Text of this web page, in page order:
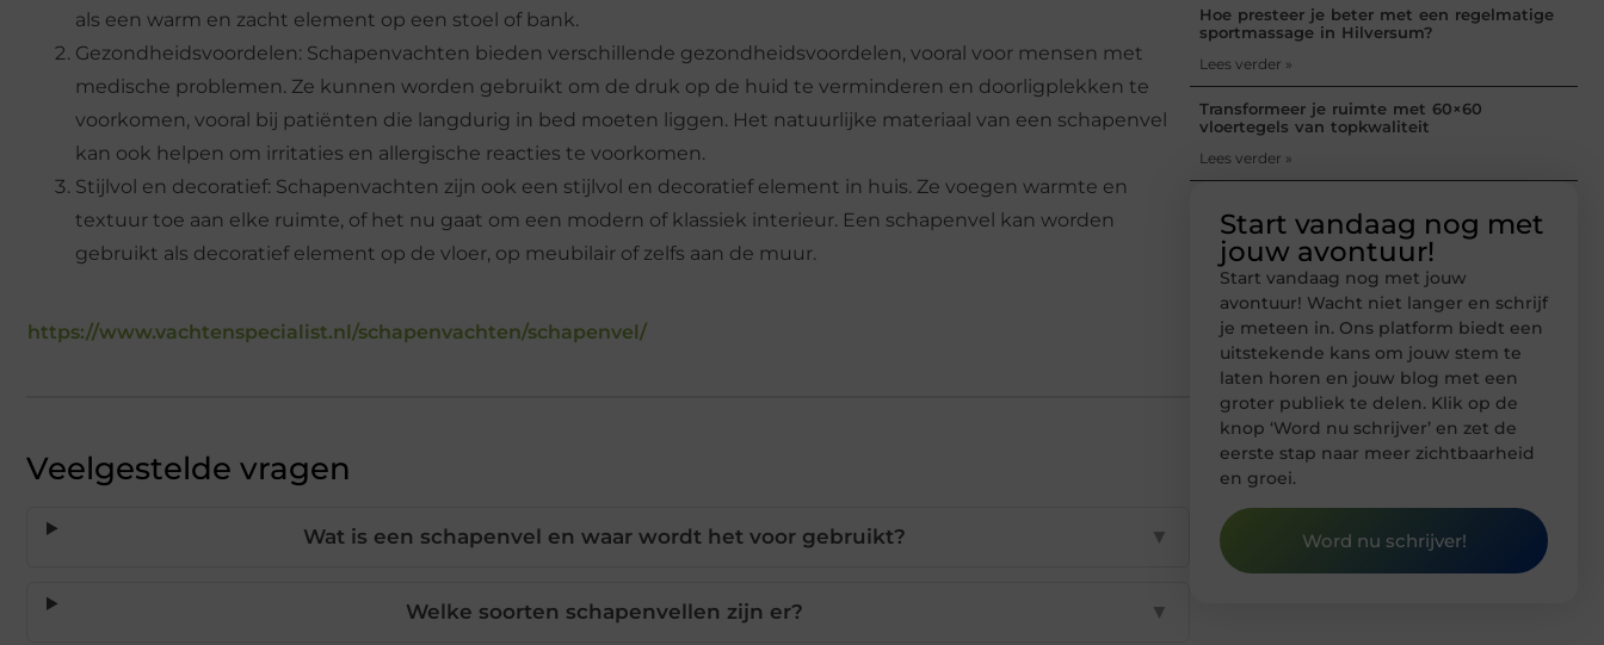
als een warm en zacht element op een stoel of bank.
Gezondheidsvoordelen: Schapenvachten bieden verschillende gezondheidsvoordelen, vooral voor mensen met
medische problemen. Ze kunnen worden gebruikt om de druk op de huid te verminderen en doorligplekken te
voorkomen, vooral bij patiënten die langdurig in bed moeten liggen. Het natuurlijke materiaal van een schapenvel
kan ook helpen om irritaties en allergische reacties te voorkomen.
Stijlvol en decoratief: Schapenvachten zijn ook een stijlvol en decoratief element in huis. Ze voegen warmte en
textuur toe aan elke ruimte, of het nu gaat om een modern of klassiek interieur. Een schapenvel kan worden
gebruikt als decoratief element op de vloer, op meubilair of zelfs aan de muur.
https://www.vachtenspecialist.nl/schapenvachten/schapenvel/
Veelgestelde vragen
Wat is een schapenvel en waar wordt het voor gebruikt? ▼
Welke soorten schapenvellen zijn er? ▼
Hoe presteer je beter met een regelmatige
sportmassage in Hilversum?
Lees verder »
Transformeer je ruimte met 60×60
vloertegels van topkwaliteit
Lees verder »
Start vandaag nog met
jouw avontuur!
Start vandaag nog met jouw
avontuur! Wacht niet langer en schrijf
je meteen in. Ons platform biedt een
uitstekende kans om jouw stem te
laten horen en jouw blog met een
groter publiek te delen. Klik op de
knop ‘Word nu schrijver’ en zet de
eerste stap naar meer zichtbaarheid
en groei.
Word nu schrijver!